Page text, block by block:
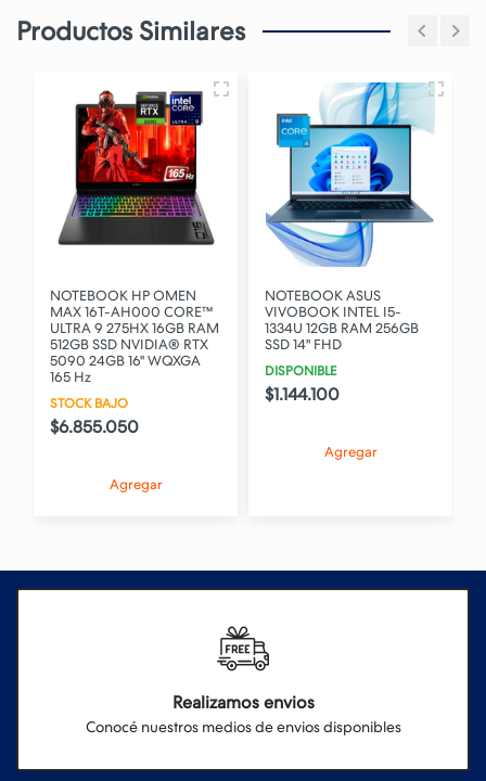
Productos Similares
NOTEBOOK HP OMEN
MAX 16T-AH000 CORE™
ULTRA 9 275HX 16GB RAM
512GB SSD NVIDIA® RTX
5090 24GB 16" WQXGA
165 Hz
STOCK BAJO
$6.855.050
Agregar
NOTEBOOK ASUS
VIVOBOOK INTEL I5-
1334U 12GB RAM 256GB
SSD 14" FHD
DISPONIBLE
$1.144.100
Agregar
Realizamos envios
Conocé nuestros medios de envios disponibles